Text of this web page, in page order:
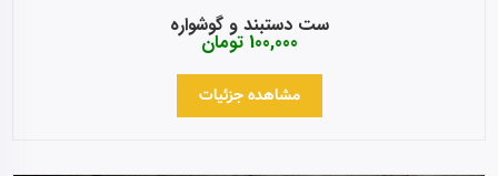
ست دستبند و گوشواره
100,000 تومان
مشاهده جزئیات